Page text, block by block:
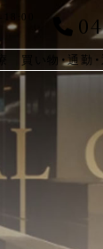
買い物・通勤